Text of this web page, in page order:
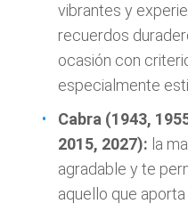
vibrantes y
recuerdos
ocasión con
especialmente
Cabra (1943,
2015, 2027): la
agradable y te
aquello que